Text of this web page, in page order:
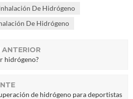
De Hidrógeno
De Hidrógeno
hidrógeno?
de hidrógeno para deportistas